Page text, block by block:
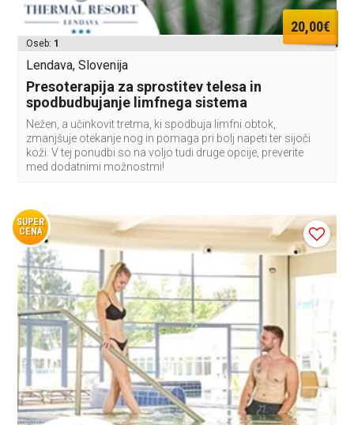
20,00€
Oseb: 1
Lendava, Slovenija
Presoterapija za sprostitev telesa in
spodbudbujanje limfnega sistema
Nežen, a učinkovit tretma, ki spodbuja limfni obtok,
zmanjšuje otekanje nog in pomaga pri bolj napeti ter sijoči
koži. V tej ponudbi so na voljo tudi druge opcije, preverite
med dodatnimi možnostmi!
SUPER
CENA